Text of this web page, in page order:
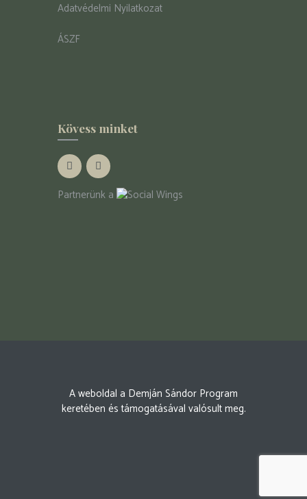
Adatvédelmi Nyilatkozat
ÁSZF
Kövess minket
Partnerünk a
A weboldal a Demján Sándor Program
keretében és támogatásával valósult meg.